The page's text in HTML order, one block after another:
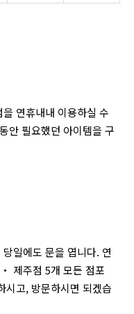
연휴내내 이용하실 수
안 필요했던 아이템을 구
일에도 문을 엽니다. 연
주점 5개 모든 점포
시고, 방문하시면 되겠습